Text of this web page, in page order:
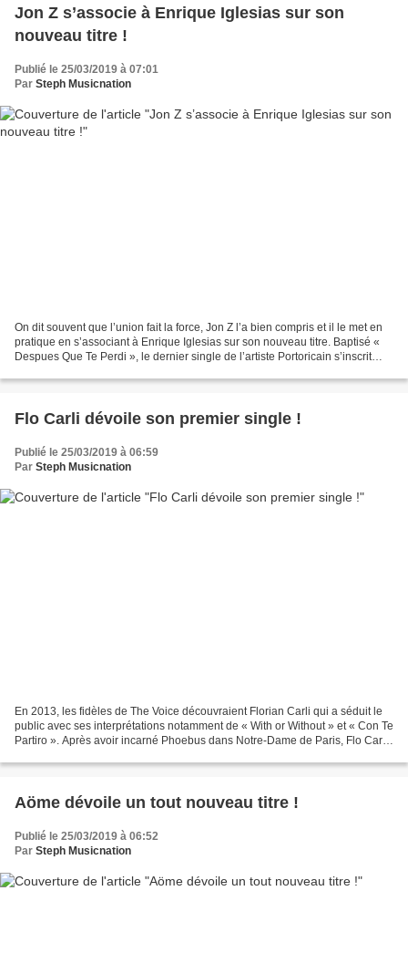
Jon Z s’associe à Enrique Iglesias sur son
nouveau titre !
Publié le 25/03/2019 à 07:01
Par Steph Musicnation
On dit souvent que l’union fait la force, Jon Z l’a bien compris et il le met en
pratique en s’associant à Enrique Iglesias sur son nouveau titre. Baptisé «
Despues Que Te Perdi », le dernier single de l’artiste Portoricain s’inscrit
Flo Carli dévoile son premier single !
Publié le 25/03/2019 à 06:59
Par Steph Musicnation
En 2013, les fidèles de The Voice découvraient Florian Carli qui a séduit le
public avec ses interprétations notamment de « With or Without » et « Con Te
Partiro ». Après avoir incarné Phoebus dans Notre-Dame de Paris, Flo Carli
Aöme dévoile un tout nouveau titre !
Publié le 25/03/2019 à 06:52
Par Steph Musicnation